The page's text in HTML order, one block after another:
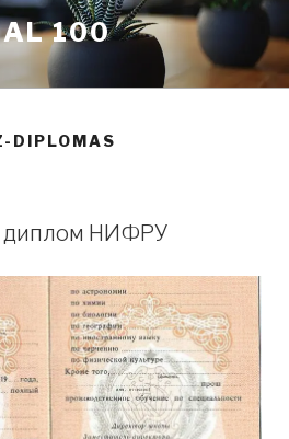
AL 100
DIPLOMAS
диплом НИФРУ